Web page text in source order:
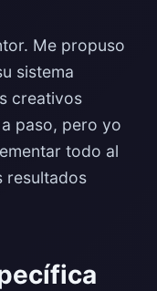
Me propuso
sistema
creativos
paso, pero yo
todo al
resultados